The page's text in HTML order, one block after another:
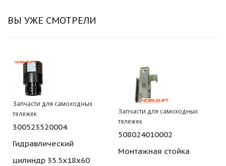
ВЫ УЖЕ СМОТРЕЛИ
Запчасти для самоходных
тележек
300523520004
Гидравлический
цилиндр 35.5x18x60
Запчасти для самоходных
тележек
508024010002
Монтажная стойка